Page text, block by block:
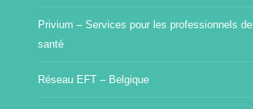
Privium – Services pour les professionnels de
santé
Réseau EFT – Belgique